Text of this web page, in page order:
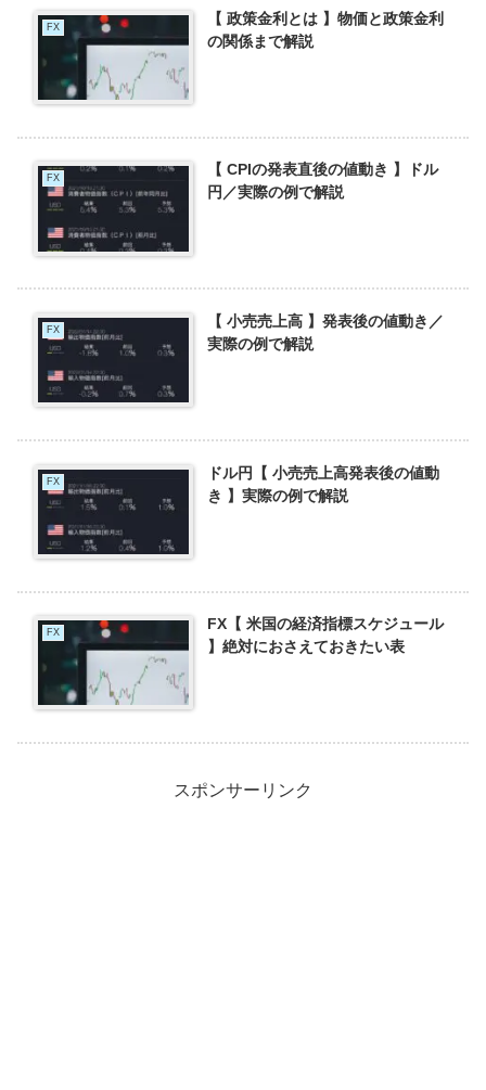
FX
【 政策金利とは 】物価と政策金利
の関係まで解説
FX
【 CPIの発表直後の値動き 】ドル
円／実際の例で解説
FX
【 小売売上高 】発表後の値動き／
実際の例で解説
FX
ドル円【 小売売上高発表後の値動
き 】実際の例で解説
FX
FX【 米国の経済指標スケジュール
】絶対におさえておきたい表
スポンサーリンク